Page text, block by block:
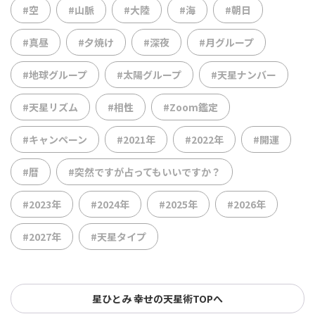
#空 #山脈 #大陸 #海 #朝日
#真昼 #夕焼け #深夜 #月グループ
#地球グループ #太陽グループ #天星ナンバー
#天星リズム #相性 #Zoom鑑定
#キャンペーン #2021年 #2022年 #開運
#暦 #突然ですが占ってもいいですか？
#2023年 #2024年 #2025年 #2026年
#2027年 #天星タイプ
星ひとみ 幸せの天星術TOPへ